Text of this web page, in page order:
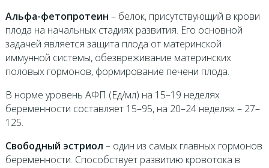
Альфа-фетопротеин – белок, присутствующий в крови
плода на начальных стадиях развития. Его основной
задачей является защита плода от материнской
иммунной системы, обезвреживание материнских
половых гормонов, формирование печени плода.
В норме уровень АФП (Ед/мл) на 15–19 неделях
беременности составляет 15–95, на 20–24 неделях – 27–
125.
Свободный эстриол – один из самых главных гормонов
беременности. Способствует развитию кровотока в